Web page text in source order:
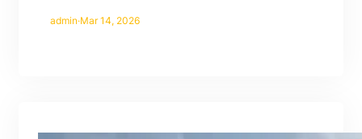
admin·Mar 14, 2026